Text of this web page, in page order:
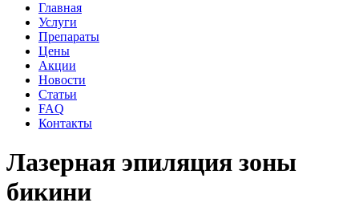
Главная
Услуги
Препараты
Цены
Акции
Новости
Статьи
FAQ
Контакты
Лазерная эпиляция зоны
бикини